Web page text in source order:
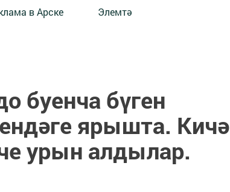
в Арске Элемтә
буенча бүген
ярышта. Кичә
урын алдылар.